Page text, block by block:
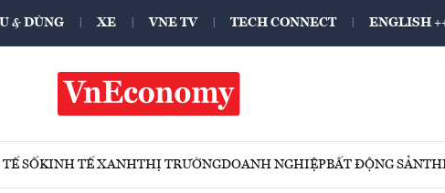
& DÙNG XE VNE TV TECH CONNECT ENGLISH
SỐKINH TẾ XANHTHỊ TRƯỜNGDOANH NGHIỆPBẤT ĐỘNG SẢN